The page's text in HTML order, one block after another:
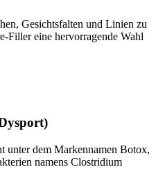
Gesichtsfalten und Linien zu
Filler eine hervorragende Wahl
unter dem Markennamen Botox,
namens Clostridium